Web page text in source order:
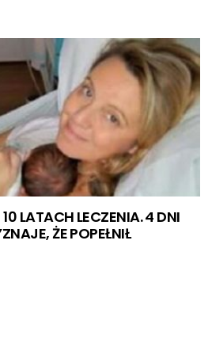
LATACH LECZENIA. 4 DNI
ŻE POPEŁNIŁ